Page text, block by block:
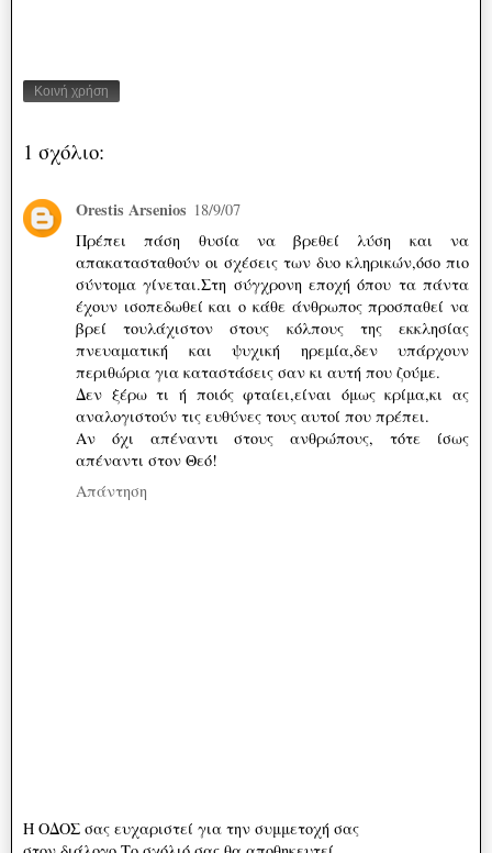
Κοινή χρήση
1 σχόλιο:
Orestis Arsenios 18/9/07
Πρέπει πάση θυσία να βρεθεί λύση και να
απακατασταθούν οι σχέσεις των δυο κληρικών,όσο πιο
σύντομα γίνεται.Στη σύγχρονη εποχή όπου τα πάντα
έχουν ισοπεδωθεί και ο κάθε άνθρωπος προσπαθεί να
βρεί τουλάχιστον στους κόλπους της εκκλησίας
πνευαματική και ψυχική ηρεμία,δεν υπάρχουν
περιθώρια για καταστάσεις σαν κι αυτή που ζούμε.
Δεν ξέρω τι ή ποιός φταίει,είναι όμως κρίμα,κι ας
αναλογιστούν τις ευθύνες τους αυτοί που πρέπει.
Αν όχι απέναντι στους ανθρώπους, τότε ίσως
απέναντι στον Θεό!
Απάντηση
Η ΟΔΟΣ σας ευχαριστεί για την συμμετοχή σας